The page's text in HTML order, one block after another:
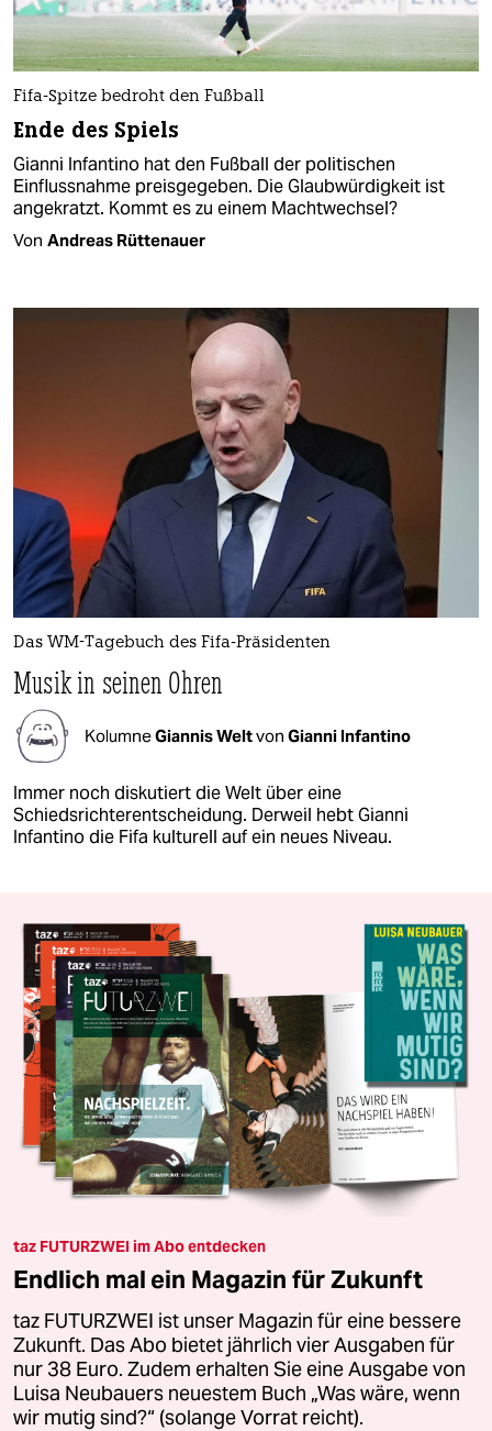
Fifa-Spitze bedroht den Fußball
Ende des Spiels
Gianni Infantino hat den Fußball der politischen
Einflussnahme preisgegeben. Die Glaubwürdigkeit ist
angekratzt. Kommt es zu einem Machtwechsel?
Von Andreas Rüttenauer
Das WM-Tagebuch des Fifa-Präsidenten
Musik in seinen Ohren
KolumneGiannis Weltvon Gianni Infantino
Immer noch diskutiert die Welt über eine
Schiedsrichterentscheidung. Derweil hebt Gianni
Infantino die Fifa kulturell auf ein neues Niveau.
taz FUTURZWEI im Abo entdecken
Endlich mal ein Magazin für Zukunft
taz FUTURZWEI ist unser Magazin für eine bessere
Zukunft. Das Abo bietet jährlich vier Ausgaben für
nur 38 Euro. Zudem erhalten Sie eine Ausgabe von
Luisa Neubauers neuestem Buch „Was wäre, wenn
wir mutig sind?“ (solange Vorrat reicht).